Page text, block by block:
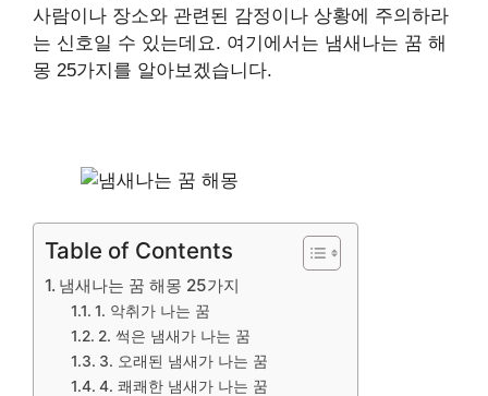
사람이나 장소와 관련된 감정이나 상황에 주의하라
는 신호일 수 있는데요. 여기에서는 냄새나는 꿈 해
몽 25가지를 알아보겠습니다.
Table of Contents
냄새나는 꿈 해몽 25가지
1. 악취가 나는 꿈
2. 썩은 냄새가 나는 꿈
3. 오래된 냄새가 나는 꿈
4. 쾌쾌한 냄새가 나는 꿈